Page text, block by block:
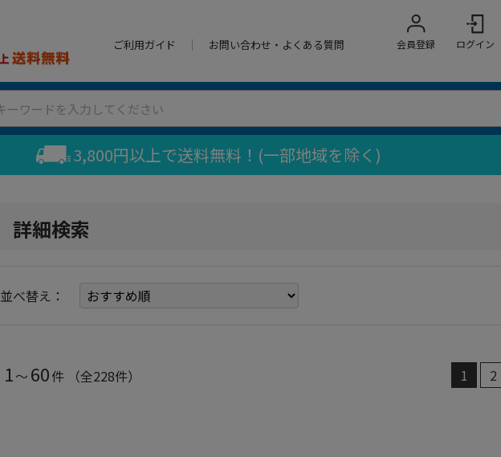
ご利用ガイド お問い合わせ・よくある質問 会員登録 ログイン
3,800円以上で送料無料！(一部地域を除く)
詳細検索
並べ替え：
1～ 60件 （全228件） 1 2